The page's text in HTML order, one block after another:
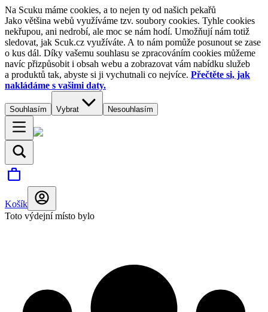
Na Scuku máme cookies, a to nejen ty od našich pekařů
Jako většina webů využíváme tzv. soubory cookies. Tyhle cookies
nekřupou, ani nedrobí, ale moc se nám hodí. Umožňují nám totiž
sledovat, jak Scuk.cz využíváte. A to nám pomůže posunout se zase
o kus dál. Díky vašemu souhlasu se zpracováním cookies můžeme
navíc přizpůsobit i obsah webu a zobrazovat vám nabídku služeb
a produktů tak, abyste si ji vychutnali co nejvíce. Přečtěte si, jak
nakládáme s vašimi daty.
Souhlasím Vybrat Nesouhlasím
Košík
Toto výdejní místo bylo